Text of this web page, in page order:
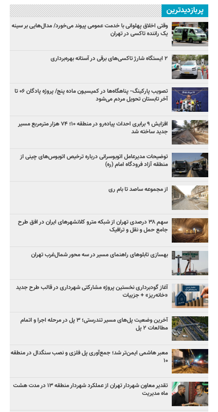
پربازدیدترین
وقتی اخلاق پهلوانی با خدمت عمومی پیوند می‌خورد/ مدال‌هایی بر سینه
یک راننده تاکسی در تهران
۲ ایستگاه شارژ تاکسی‌های برقی در آستانه بهره‌برداری
تصویب پارکینگ- پناهگاه‌ها در کمیسیون ماده پنج/ پروژه پادگان ۰۶ تا
آخر تابستان تحویل مردم می‌شود
افزایش ۹ برابری احداث پیاده‌رو در منطقه ۱۰؛ ۷۴ هزار مترمربع مسیر
جدید ساخته شد
توضیحات مدیرعامل اتوبوسرانی درباره ترخیص اتوبوس‌های چینی از
منطقه آزاد فرودگاه امام (ره)
از مجموعه ساصد تا بام ری
سهم ۳۸ درصدی تهران از شبکه مترو کلانشهرهای ایران در افق طرح
جامع حمل و نقل و ترافیک
بهسازی تابلوهای راهنمای مسیر در سه محور شمال‌غرب تهران
آغاز گودبرداری نخستین پروژه مشارکتی شهرداری در قالب طرح جدید
«خانه‌ریز» + جزییات
آخرین وضعیت پل‌های مسیر تندرستی؛ ۳ پل در مرحله اجرا و اتمام
مطالعات ۲ پل
معبر هاشمی ایمن‌تر شد؛ جمع‌آوری پل فلزی و نصب سنگدال در منطقه
۱۰
تقدیر معاون شهردار تهران از عملکرد شهردار منطقه ۱۳ در مدت هشت
ماه مدیریت